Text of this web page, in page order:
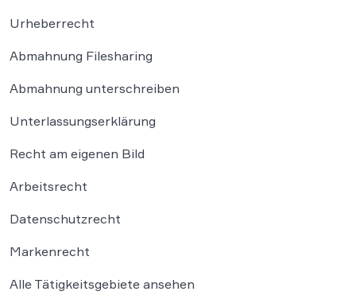
Urheberrecht
Abmahnung Filesharing
Abmahnung unterschreiben
Unterlassungserklärung
Recht am eigenen Bild
Arbeitsrecht
Datenschutzrecht
Markenrecht
Alle Tätigkeitsgebiete ansehen